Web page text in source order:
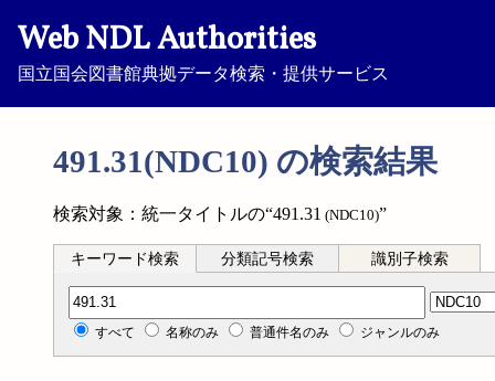
Web NDL Authorities
国立国会図書館典拠データ検索・提供サービス
491.31(NDC10) の検索結果
検索対象：統一タイトルの“491.31 (NDC10)”
キーワード検索 分類記号検索 識別子検索
分類記号検索
すべて 名称のみ 普通件名のみ ジャンルのみ